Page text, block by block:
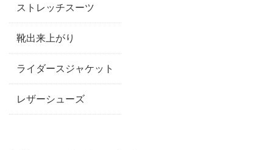
ストレッチスーツ
靴出来上がり
ライダースジャケット
レザーシューズ